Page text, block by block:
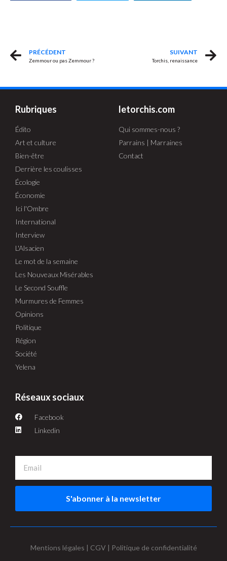
PRÉCÉDENT
Zemmour ou pas Zemmour ?
SUIVANT
Torchis, renaissance
Rubriques
Édito
Art et culture
Bien-être
Derrière les coulisses
Écologie
Économie
Ici l'Ombre
International
Interview
L'Alsacien
Le mot de la semaine
Les Nouveaux Misérables
Le Second Souffle
Murmures de Femmes
Opinions
Politique
Région
Société
Yelena
letorchis.com
Qui sommes-nous ?
Parrains | Marraines
Contact
Réseaux sociaux
Facebook
Linkedin
S'abonner à la newsletter
Mentions légales | CGV | Politique de confidentialité